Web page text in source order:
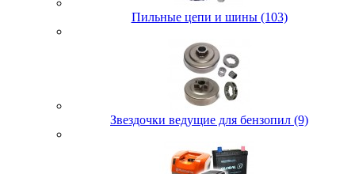
Пильные цепи и шины (103)
Звездочки ведущие для бензопил (9)